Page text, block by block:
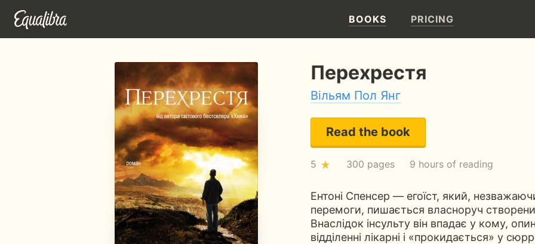
BOOKS PRICING
Перехрестя
Вільям Пол Янг
Read the book
5 300 pages 9 hours of reading
Ентоні Спенсер — егоїст, який,
перемоги, пишається власноруч
Внаслідок інсульту він впадає у кому,
відділенні лікарні і «прокидається» у